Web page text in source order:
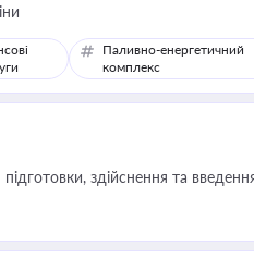
Паливно-енергетичний
комплекс
здійснення та